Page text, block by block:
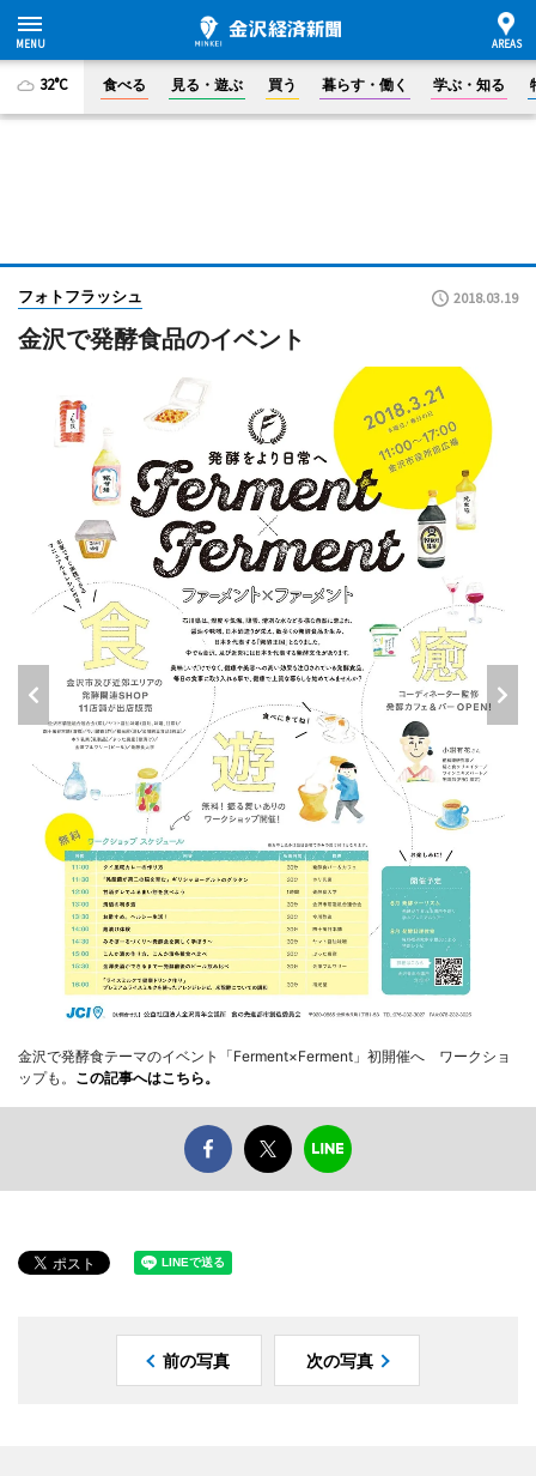
32°C 食べる 見る・遊ぶ 買う 暮らす・働く 学ぶ・知る
フォトフラッシュ 2018.03.19
金沢で発酵食品のイベント
金沢で発酵食テーマのイベント「Ferment×Ferment」初開催へ ワークショ
ップも。 この記事へはこちら。
前の写真 次の写真